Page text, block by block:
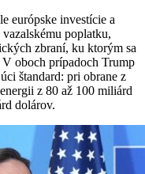
európske investície a
poplatku,
zbraní, ku ktorým sa
oboch prípadoch Trump
štandard: pri obrane z
z 80 až 100 miliárd
dolárov.